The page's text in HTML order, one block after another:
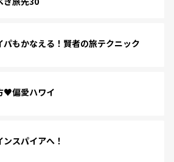
パもかなえる！賢者の旅テクニック
♥偏愛ハワイ
スパイアへ！